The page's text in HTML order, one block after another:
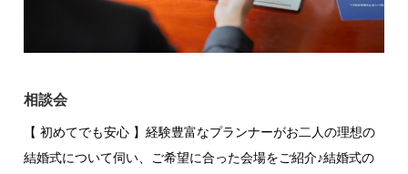
相談会
【 初めてでも安心 】経験豊富なプランナーがお二人の理想の
結婚式について伺い、ご希望に合った会場をご紹介♪結婚式の